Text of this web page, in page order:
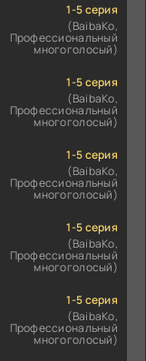
1-5 серия
(BaibaKo,
Профессиональный
многоголосый)
1-5 серия
(BaibaKo,
Профессиональный
многоголосый)
1-5 серия
(BaibaKo,
Профессиональный
многоголосый)
1-5 серия
(BaibaKo,
Профессиональный
многоголосый)
1-5 серия
(BaibaKo,
Профессиональный
многоголосый)